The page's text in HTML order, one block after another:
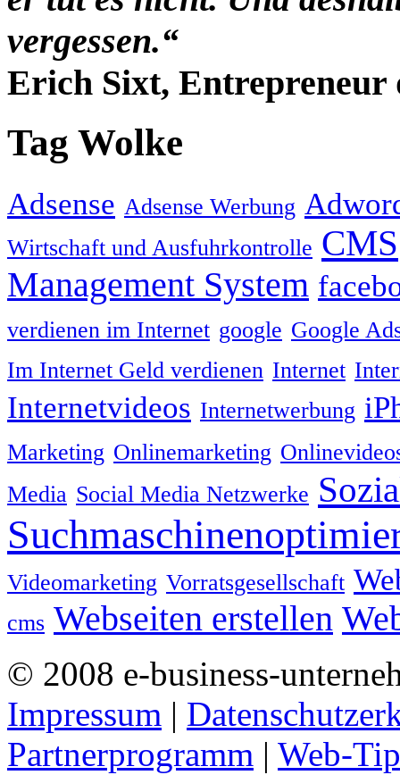
vergessen.“
Erich Sixt, Entrepreneur
Tag Wolke
Adsense Adsense Werbung
Wirtschaft und Ausfuhrkontrolle CMS
Management System
verdienen im Internet google Google
Im Internet Geld verdienen Internet
Internetvideos Internetwerbung
Marketing Onlinemarketing
Media Social Media Netzwerke
Videomarketing Vorratsgesellschaft
cms Webseiten erstellen
© 2008 e-business-
Impressum |
Partnerprogramm | Web-